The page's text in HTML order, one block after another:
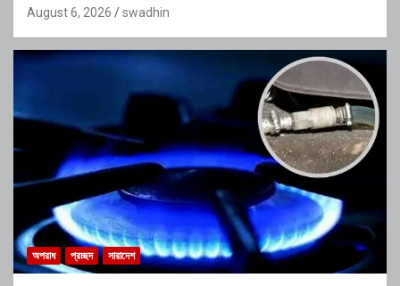
August 6, 2026 swadhin
অপরাধ প্রচ্ছদ সারাদেশ